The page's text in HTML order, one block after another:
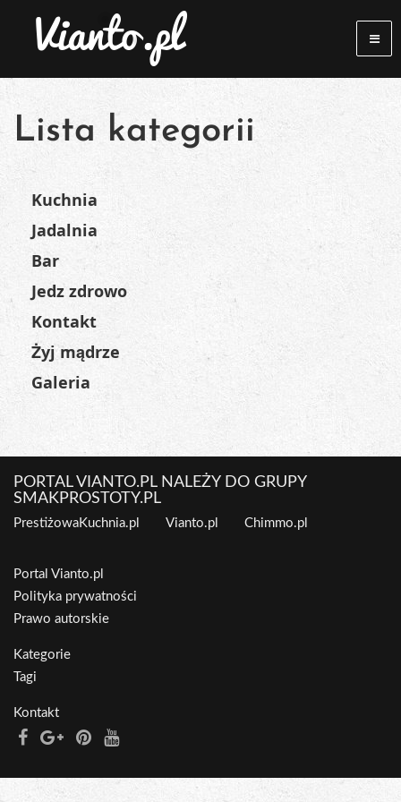
Lista kategorii
Kuchnia
Jadalnia
Bar
Jedz zdrowo
Kontakt
Żyj mądrze
Galeria
PORTAL VIANTO.PL NALEŻY DO GRUPY
SMAKPROSTOTY.PL
PrestiżowaKuchnia.pl Vianto.pl Chimmo.pl
Portal Vianto.pl
Polityka prywatności
Prawo autorskie
Kategorie
Tagi
Kontakt